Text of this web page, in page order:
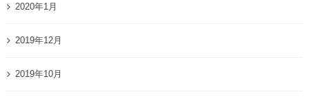
2020年1月
2019年12月
2019年10月